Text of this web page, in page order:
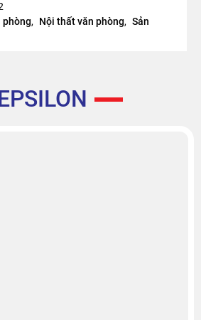
phòng, Nội thất văn phòng, Sản